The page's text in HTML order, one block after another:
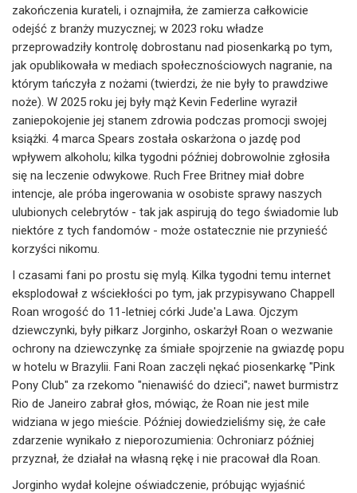
zakończenia kurateli, i oznajmiła, że zamierza całkowicie
odejść z branży muzycznej; w 2023 roku władze
przeprowadziły kontrolę dobrostanu nad piosenkarką po tym,
jak opublikowała w mediach społecznościowych nagranie, na
którym tańczyła z nożami (twierdzi, że nie były to prawdziwe
noże). W 2025 roku jej były mąż Kevin Federline wyraził
zaniepokojenie jej stanem zdrowia podczas promocji swojej
książki. 4 marca Spears została oskarżona o jazdę pod
wpływem alkoholu; kilka tygodni później dobrowolnie zgłosiła
się na leczenie odwykowe. Ruch Free Britney miał dobre
intencje, ale próba ingerowania w osobiste sprawy naszych
ulubionych celebrytów - tak jak aspirują do tego świadomie lub
niektóre z tych fandomów - może ostatecznie nie przynieść
korzyści nikomu.
I czasami fani po prostu się mylą. Kilka tygodni temu internet
eksplodował z wściekłości po tym, jak przypisywano Chappell
Roan wrogość do 11-letniej córki Jude'a Lawa. Ojczym
dziewczynki, były piłkarz Jorginho, oskarżył Roan o wezwanie
ochrony na dziewczynkę za śmiałe spojrzenie na gwiazdę popu
w hotelu w Brazylii. Fani Roan zaczęli nękać piosenkarkę "Pink
Pony Club" za rzekomo "nienawiść do dzieci"; nawet burmistrz
Rio de Janeiro zabrał głos, mówiąc, że Roan nie jest mile
widziana w jego mieście. Później dowiedzieliśmy się, że całe
zdarzenie wynikało z nieporozumienia: Ochroniarz później
przyznał, że działał na własną rękę i nie pracował dla Roan.
Jorginho wydał kolejne oświadczenie, próbując wyjaśnić